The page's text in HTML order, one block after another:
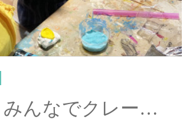
2023.3.8 みんなでクレープ作り